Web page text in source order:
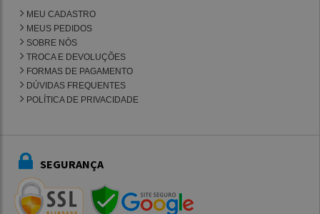
MEU CADASTRO
MEUS PEDIDOS
SOBRE NÓS
TROCA E DEVOLUÇÕES
FORMAS DE PAGAMENTO
DÚVIDAS FREQUENTES
POLÍTICA DE PRIVACIDADE
SEGURANÇA